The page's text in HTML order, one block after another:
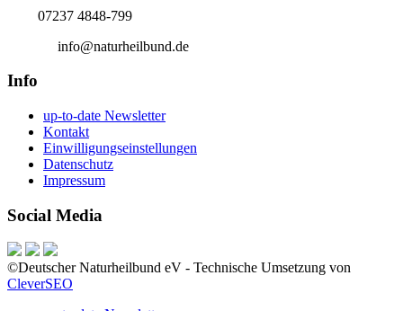
07237 4848-799
info@naturheilbund.de
Info
up-to-date Newsletter
Kontakt
Einwilligungseinstellungen
Datenschutz
Impressum
Social Media
©Deutscher Naturheilbund eV - Technische Umsetzung von
CleverSEO